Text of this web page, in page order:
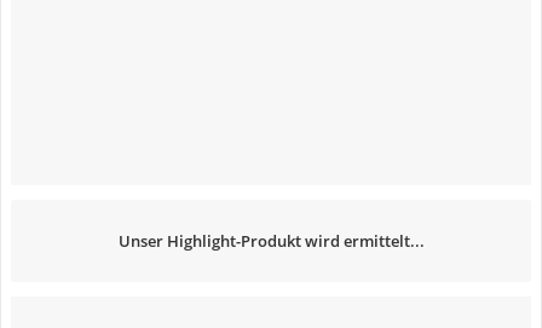
Unser Highlight-Produkt wird ermittelt...